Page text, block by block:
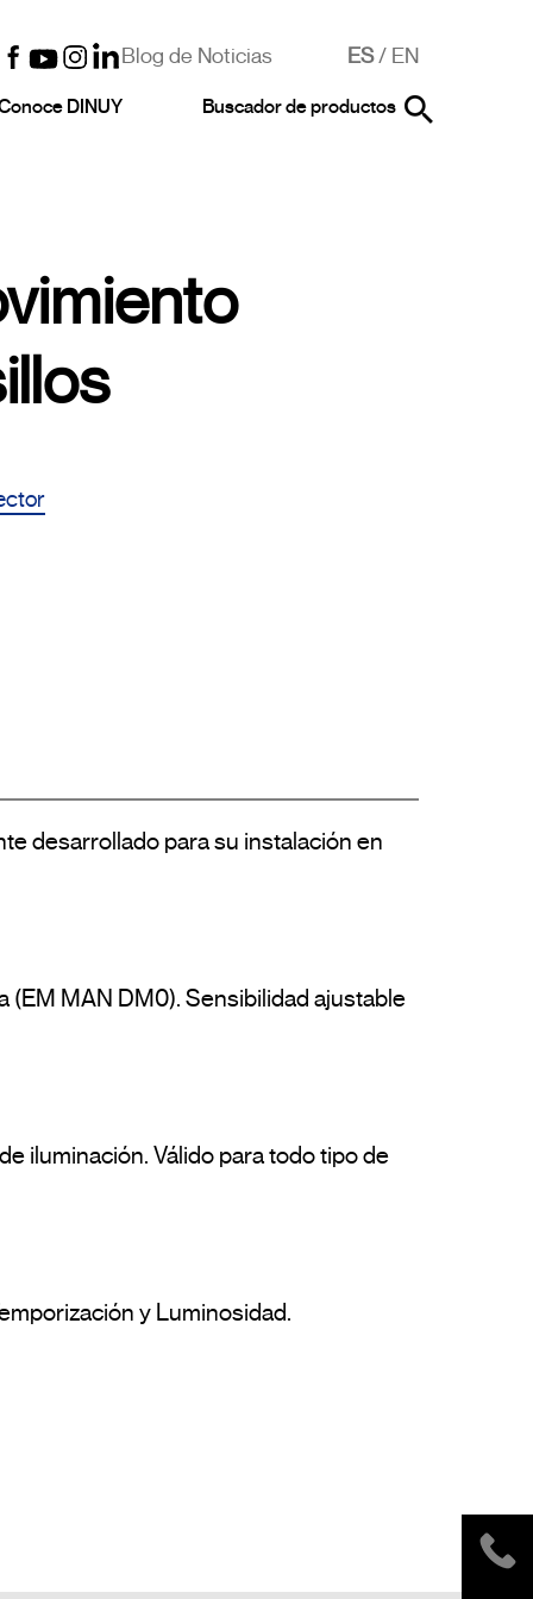
Blog de Noticias ES/ EN
DINUY Buscador de productos
desarrollado para su instalación en
(EM MAN DM0). Sensibilidad ajustable
iluminación. Válido para todo tipo de
y Luminosidad.